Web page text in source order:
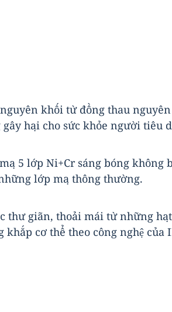
khối từ đồng thau
hại cho sức khỏe người tiêu
5 lớp Ni+Cr sáng bóng không
lớp mạ thông thường.
thư giãn, thoải mái từ những
khắp cơ thể theo công nghệ của